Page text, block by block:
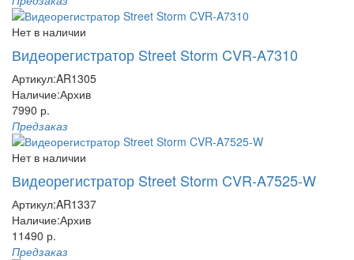
Нет в наличии
Видеорегистратор Street Storm CVR-A7310
Артикул:AR1305
Наличие:Архив
7990 р.
Предзаказ
Нет в наличии
Видеорегистратор Street Storm CVR-A7525-W
Артикул:AR1337
Наличие:Архив
11490 р.
Предзаказ